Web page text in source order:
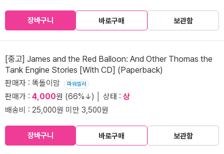
장바구니 바로구매 보관함
[중고] James and the Red Balloon: And Other Thomas the
Tank Engine Stories [With CD] (Paperback)
판매자 : 똑돌이맘 파워셀러
판매가 : 4,000원 (66%↓) │ 상태 : 상
배송비 : 25,000원 미만 3,500원
장바구니 바로구매 보관함